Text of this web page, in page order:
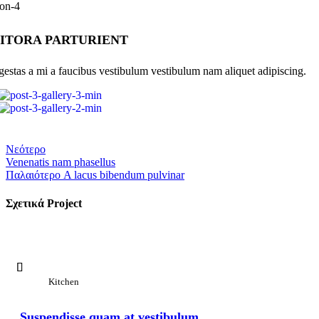
PARTURIENT
a mi a faucibus vestibulum vestibulum nam aliquet adipiscing.
Νεότερο
Venenatis nam phasellus
Παλαιότερο A lacus bibendum pulvinar
Σχετικά Project
Kitchen